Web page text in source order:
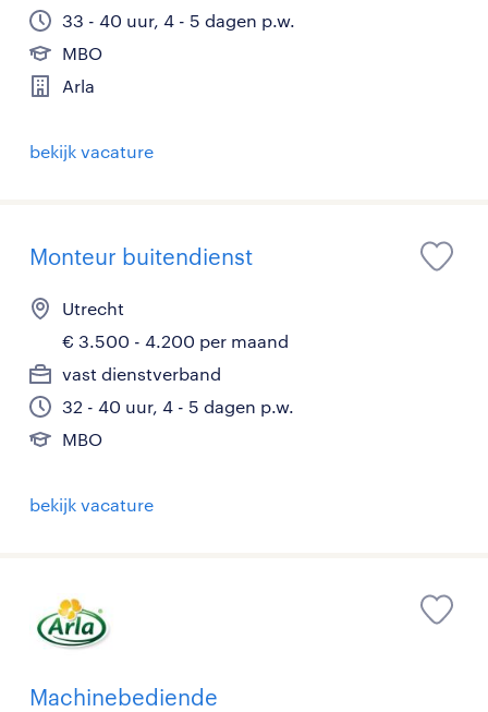
33 - 40 uur, 4 - 5 dagen p.w.
MBO
Arla
bekijk vacature
Monteur buitendienst
Utrecht
€ 3.500 - 4.200 per maand
vast dienstverband
32 - 40 uur, 4 - 5 dagen p.w.
MBO
bekijk vacature
Machinebediende